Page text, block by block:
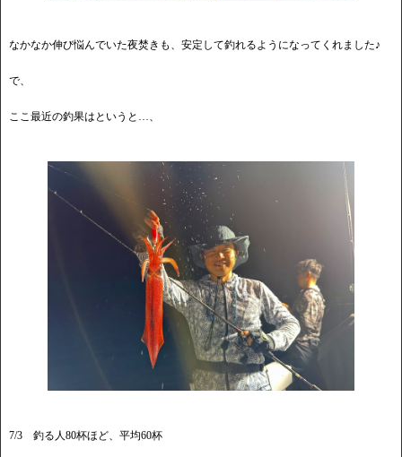
なかなか伸び悩んでいた夜焚きも、安定して釣れるようになってくれました♪
で、
ここ最近の釣果はというと…、
7/3 釣る人80杯ほど、平均60杯